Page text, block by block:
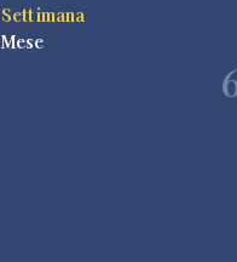
Settimana
Mese